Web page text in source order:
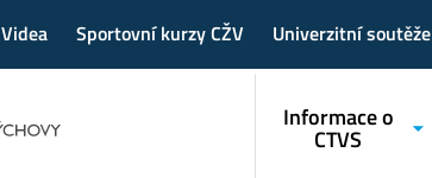
Videa Sportovní kurzy CŽV Univerzitní soutěže
Informace o
CTVS